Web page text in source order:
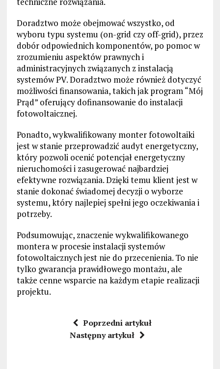
Doradztwo może obejmować wszystko, od
wyboru typu systemu (on-grid czy off-grid), przez
dobór odpowiednich komponentów, po pomoc w
zrozumieniu aspektów prawnych i
administracyjnych związanych z instalacją
systemów PV. Doradztwo może również dotyczyć
możliwości finansowania, takich jak program “Mój
Prąd” oferujący dofinansowanie do instalacji
fotowoltaicznej.
Ponadto, wykwalifikowany monter fotowoltaiki
jest w stanie przeprowadzić audyt energetyczny,
który pozwoli ocenić potencjał energetyczny
nieruchomości i zasugerować najbardziej
efektywne rozwiązania. Dzięki temu klient jest w
stanie dokonać świadomej decyzji o wyborze
systemu, który najlepiej spełni jego oczekiwania i
potrzeby.
Podsumowując, znaczenie wykwalifikowanego
montera w procesie instalacji systemów
fotowoltaicznych jest nie do przecenienia. To nie
tylko gwarancja prawidłowego montażu, ale
także cenne wsparcie na każdym etapie realizacji
projektu.
Poprzedni artykuł
Następny artykuł